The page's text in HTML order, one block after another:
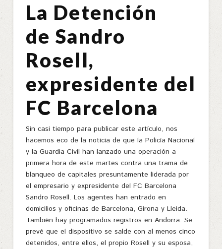
La Detención
de Sandro
Rosell,
expresidente del
FC Barcelona
Sin casi tiempo para publicar este artículo, nos
hacemos eco de la noticia de que la Policía Nacional
y la Guardia Civil han lanzado una operación a
primera hora de este martes contra una trama de
blanqueo de capitales presuntamente liderada por
el empresario y expresidente del FC Barcelona
Sandro Rosell. Los agentes han entrado en
domicilios y oficinas de Barcelona, Girona y Lleida.
También hay programados registros en Andorra. Se
prevé que el dispositivo se salde con al menos cinco
detenidos, entre ellos, el propio Rosell y su esposa,